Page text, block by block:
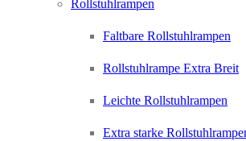
Rollstuhlrampen
Faltbare Rollstuhlrampen
Rollstuhlrampe Extra Breit
Leichte Rollstuhlrampen
Extra starke